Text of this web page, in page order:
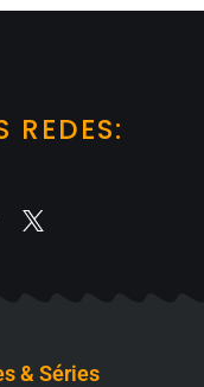
REDES:
& Séries